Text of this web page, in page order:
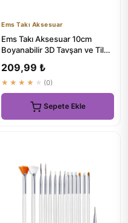
Ems Takı Aksesuar
Ems Takı Aksesuar 10cm
Boyanabilir 3D Tavşan ve Tilki
209,99 ₺
★★★★★ (0)
Sepete Ekle